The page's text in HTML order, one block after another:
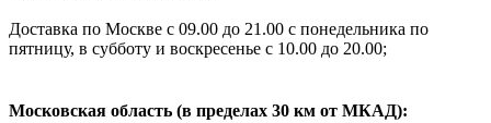
Доставка по Москве с 09.00 до 21.00 с понедельника по
пятницу, в субботу и воскресенье с 10.00 до 20.00;
Московская область (в пределах 30 км от МКАД):